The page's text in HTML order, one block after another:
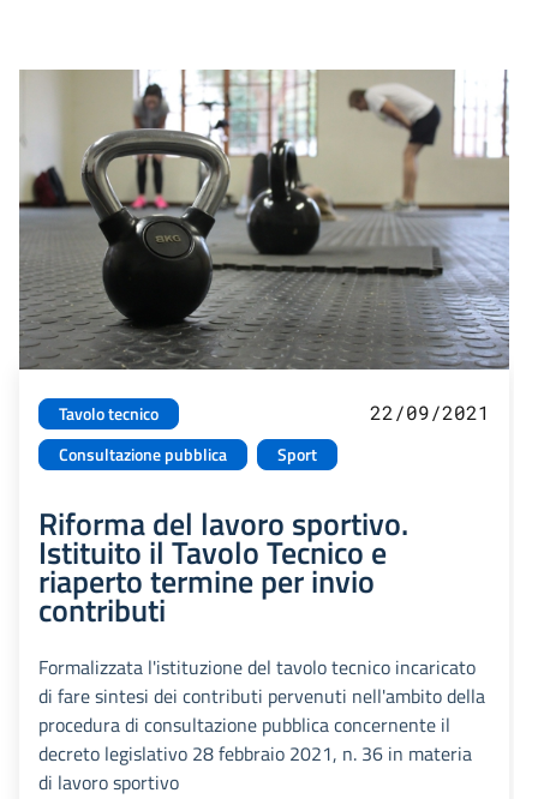
Tavolo tecnico
Consultazione pubblica
Sport
22/09/2021
Riforma del lavoro sportivo.
Istituito il Tavolo Tecnico e
riaperto termine per invio
contributi
Formalizzata l'istituzione del tavolo tecnico incaricato
di fare sintesi dei contributi pervenuti nell'ambito della
procedura di consultazione pubblica concernente il
decreto legislativo 28 febbraio 2021, n. 36 in materia
di lavoro sportivo